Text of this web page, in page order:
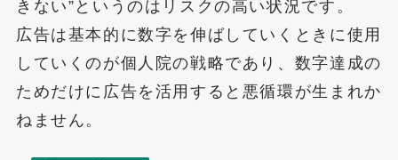
きない”というのはリスクの高い状況です。
広告は基本的に数字を伸ばしていくときに使用
していくのが個人院の戦略であり、数字達成の
ためだけに広告を活用すると悪循環が生まれか
ねません。